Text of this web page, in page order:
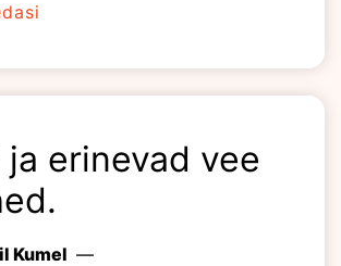
erinevad vee
Kumel